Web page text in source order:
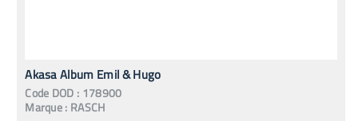
Akasa Album Emil & Hugo
Code DOD : 178900
Marque : RASCH